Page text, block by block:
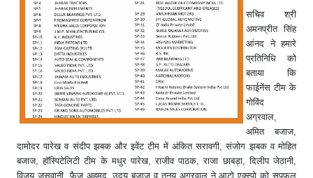
सचिव श्री
अमनप्रीत सिंह
आंनद ने हमारे
प्रतिनिधि को
बताया कि
फाईनेंस टीम के
गोविंद
अग्रवाल,
अमित बजाज,
दामोदर पारेख व संदीप झबक और इवेंट टीम में अंकित सरावगी, संजोग झबक व मोहित
बजाज, हाॅस्पिटेलिटी टीम के मधुर पारेख, राजीव पाठक, राजा छाबड़ा, दिलीप जेठानी,
विजय जसवानी, फैज अहमद, उदय बजाज व तनय अग्रवाल ने आटो एक्स्पो को सपफल